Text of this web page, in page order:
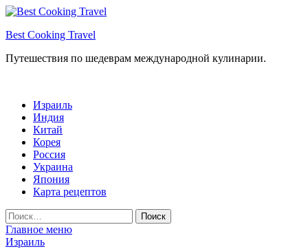
Перейти
содержимому
Best Cooking Travel
Путешествия по шедеврам международной кулинарии.
Израиль
Индия
Китай
Корея
Россия
Украина
Япония
Карта рецептов
Найти:
Главное меню
Израиль